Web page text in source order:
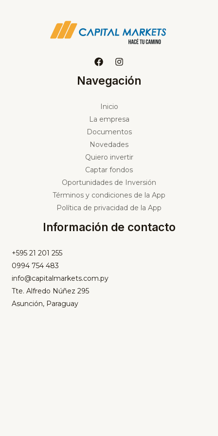
Navegación
Inicio
La empresa
Documentos
Novedades
Quiero invertir
Captar fondos
Oportunidades de Inversión
Términos y condiciones de la App
Política de privacidad de la App
Información de contacto
+595 21 201 255
0994 754 483
info@capitalmarkets.com.py
Tte. Alfredo Núñez 295
Asunción, Paraguay